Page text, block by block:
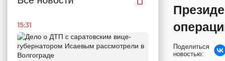
15:31
Поделиться
новостью: